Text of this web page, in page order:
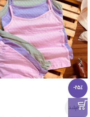
-25%
تمام‌شد